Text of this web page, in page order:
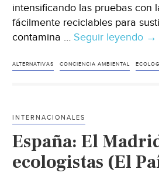
intensificando las pruebas con
fácilmente reciclables para
contamina … Seguir leyendo
de
por
→
ALTERNATIVAS CONCIENCIA AMBIENTAL
INTERNACIONALES
España: El
ecologistas (El